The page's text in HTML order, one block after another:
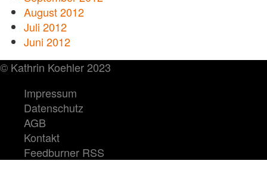
August 2012
Juli 2012
Juni 2012
© Kathrin Koehler 2023
Impressum
Datenschutz
AGB
Kontakt
Feedburner RSS